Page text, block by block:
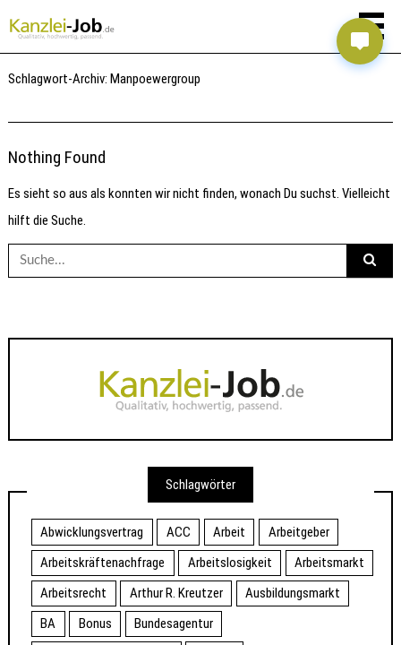
Schlagwort-Archiv:Manpoewergroup
Nothing Found
Es sieht so aus als konnten wir nicht finden, wonach Du suchst. Vielleicht
hilft die Suche.
Suche
nach:
Schlagwörter
Abwicklungsvertrag ACC Arbeit
Arbeitgeber
Arbeitskräftenachfrage
Arbeitslosigkeit
Arbeitsmarkt
Arbeitsrecht
Arthur R. Kreutzer
Ausbildungsmarkt
BA
Bonus
Bundesagentur